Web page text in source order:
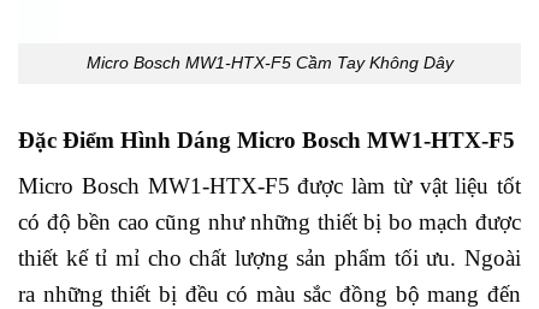
Micro Bosch MW1-HTX-F5 Cầm Tay Không Dây
Đặc Điểm Hình Dáng Micro Bosch MW1-HTX-F5
Micro Bosch MW1-HTX-F5 được làm từ vật liệu tốt
có độ bền cao cũng như những thiết bị bo mạch được
thiết kế tỉ mỉ cho chất lượng sản phẩm tối ưu. Ngoài
ra những thiết bị đều có màu sắc đồng bộ mang đến